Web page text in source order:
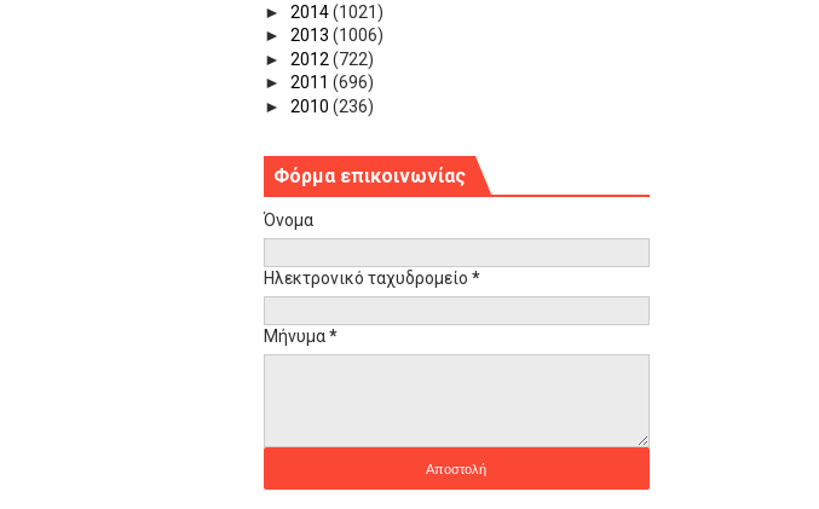
► 2014(1021)
► 2013 (1006)
► 2012 (722)
► 2011 (696)
► 2010 (236)
Φόρμα επικοινωνίας
Όνομα
Ηλεκτρονικό ταχυδρομείο *
Μήνυμα*